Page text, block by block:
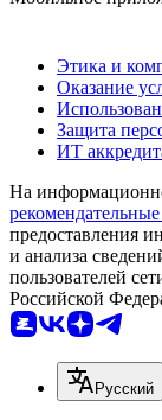
Этика и
Оказание
Защита
ИТ
На
предоставления
и анализа
пользователей
Российской
Русский